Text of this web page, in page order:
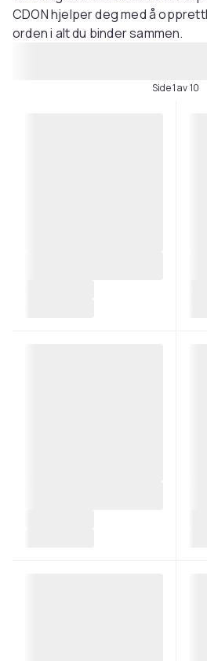
CDON hjelper deg med å
orden i alt du binder sammen.
Side 1 av 10